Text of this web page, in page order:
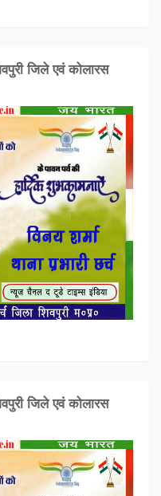
जिले एवं कोलारस
जिले एवं कोलारस